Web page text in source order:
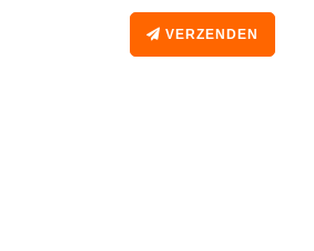
VERZENDEN